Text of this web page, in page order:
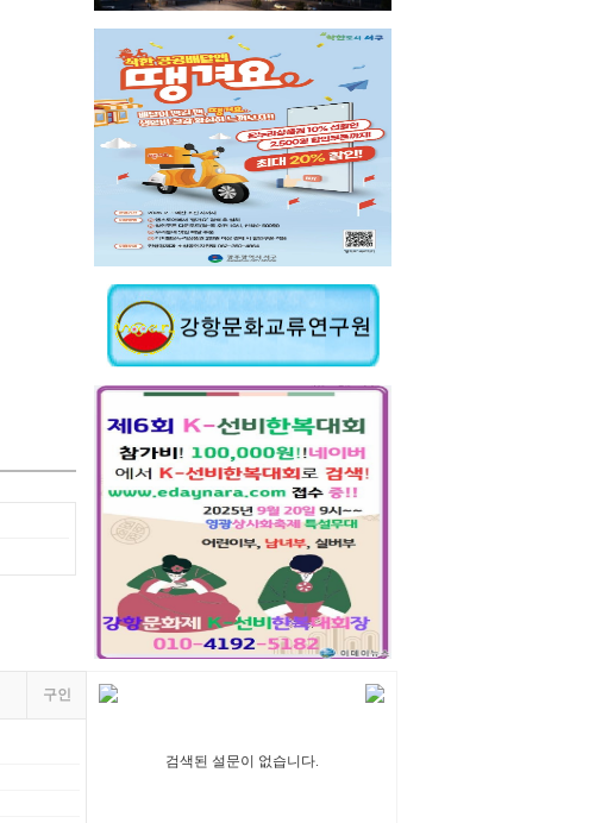
구인
검색된 설문이 없습니다.